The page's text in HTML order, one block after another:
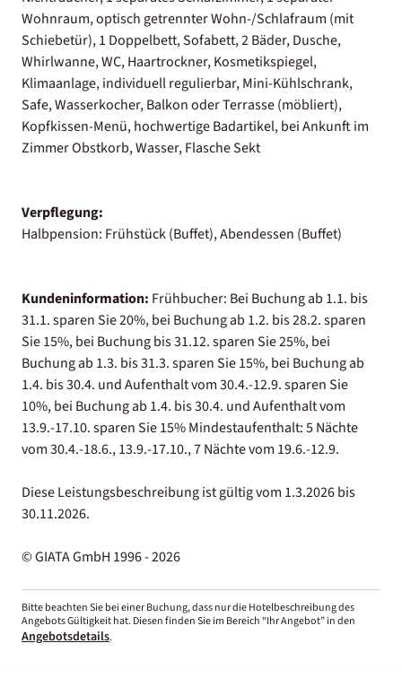
Wohnraum, optisch getrennter Wohn-/Schlafraum (mit
Schiebetür), 1 Doppelbett, Sofabett, 2 Bäder, Dusche,
Whirlwanne, WC, Haartrockner, Kosmetikspiegel,
Klimaanlage, individuell regulierbar, Mini-Kühlschrank,
Safe, Wasserkocher, Balkon oder Terrasse (möbliert),
Kopfkissen-Menü, hochwertige Badartikel, bei Ankunft im
Zimmer Obstkorb, Wasser, Flasche Sekt
Verpflegung:
Halbpension: Frühstück (Buffet), Abendessen (Buffet)
Kundeninformation: Frühbucher: Bei Buchung ab 1.1. bis
31.1. sparen Sie 20%, bei Buchung ab 1.2. bis 28.2. sparen
Sie 15%, bei Buchung bis 31.12. sparen Sie 25%, bei
Buchung ab 1.3. bis 31.3. sparen Sie 15%, bei Buchung ab
1.4. bis 30.4. und Aufenthalt vom 30.4.-12.9. sparen Sie
10%, bei Buchung ab 1.4. bis 30.4. und Aufenthalt vom
13.9.-17.10. sparen Sie 15% Mindestaufenthalt: 5 Nächte
vom 30.4.-18.6., 13.9.-17.10., 7 Nächte vom 19.6.-12.9.
Diese Leistungsbeschreibung ist gültig vom 1.3.2026 bis
30.11.2026.
© GIATA GmbH 1996 - 2026
Bitte beachten Sie bei einer Buchung, dass nur die Hotelbeschreibung des
Angebots Gültigkeit hat. Diesen finden Sie im Bereich “Ihr Angebot” in den
Angebotsdetails.